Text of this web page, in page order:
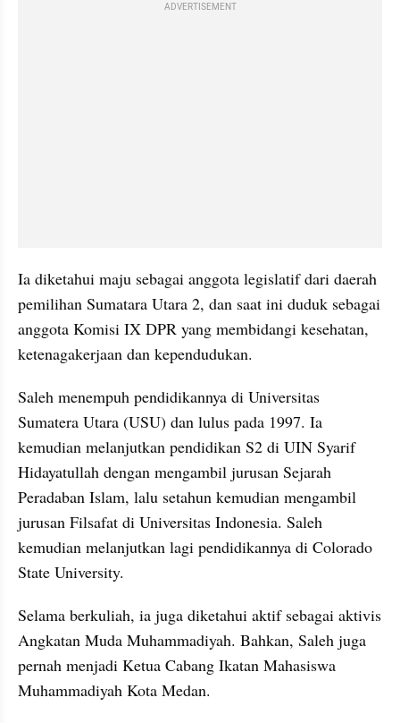
ADVERTISEMENT
Ia diketahui maju sebagai anggota legislatif dari daerah
pemilihan Sumatara Utara 2, dan saat ini duduk sebagai
anggota Komisi IX DPR yang membidangi kesehatan,
ketenagakerjaan dan kependudukan.
Saleh menempuh pendidikannya di Universitas
Sumatera Utara (USU) dan lulus pada 1997. Ia
kemudian melanjutkan pendidikan S2 di UIN Syarif
Hidayatullah dengan mengambil jurusan Sejarah
Peradaban Islam, lalu setahun kemudian mengambil
jurusan Filsafat di Universitas Indonesia. Saleh
kemudian melanjutkan lagi pendidikannya di Colorado
State University.
Selama berkuliah, ia juga diketahui aktif sebagai aktivis
Angkatan Muda Muhammadiyah. Bahkan, Saleh juga
pernah menjadi Ketua Cabang Ikatan Mahasiswa
Muhammadiyah Kota Medan.